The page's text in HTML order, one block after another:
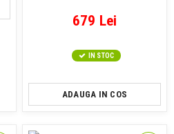
679 Lei
IN STOC
ADAUGA IN COS